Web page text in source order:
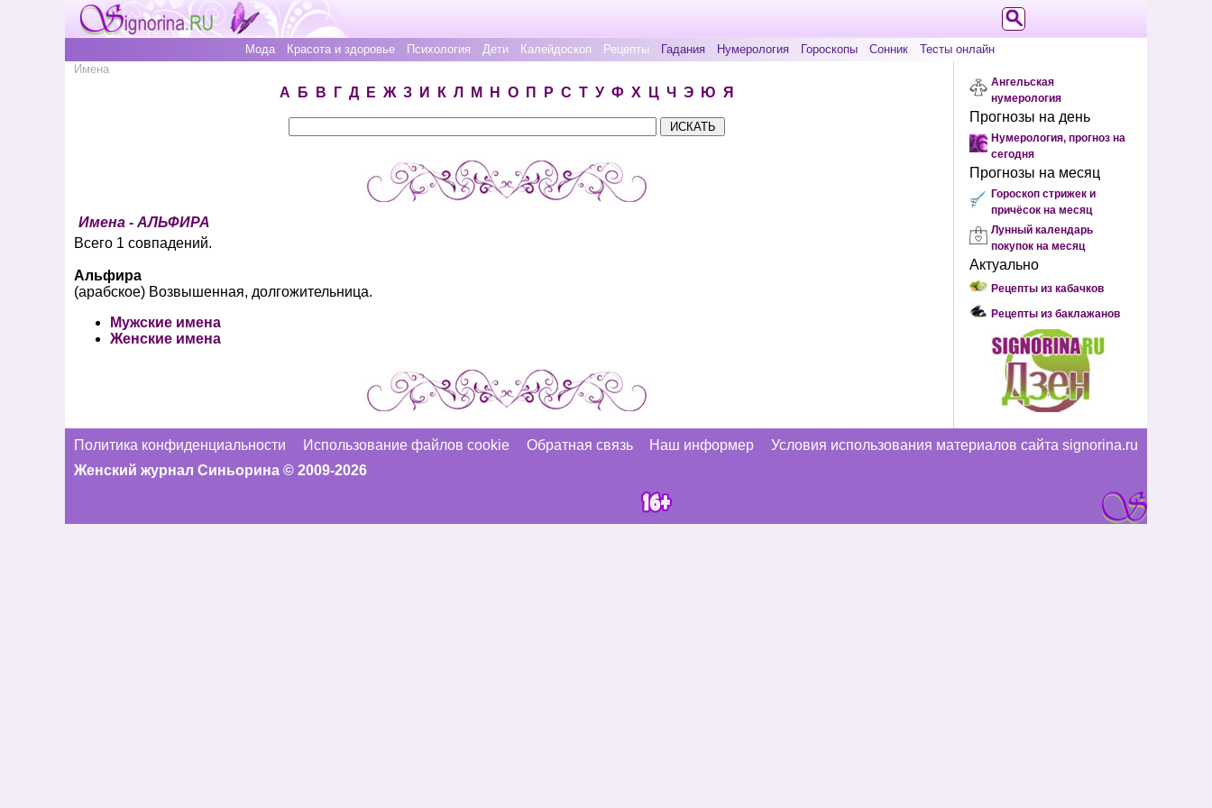
Мода Красота и здоровье Психология Дети Калейдоскоп Рецепты Гадания Нумерология Гороскопы Сонник
Тесты онлайн
Имена
А Б В Г Д Е Ж З И К Л М Н О П Р С Т У Ф Х Ц Ч Э Ю Я
Имена - АЛЬФИРА
Всего 1 совпадений.
Альфира
(арабское) Возвышенная, долгожительница.
Мужские имена
Женские имена
Ангельская
нумерология
Прогнозы на день
Нумерология, прогноз на
сегодня
Прогнозы на месяц
Гороскоп стрижек и
причёсок на месяц
Лунный календарь
покупок на месяц
Актуально
Рецепты из кабачков
Рецепты из баклажанов
Политика конфиденциальности Использование файлов cookie Обратная связь Наш информер
Условия использования материалов сайта signorina.ru
Женский журнал Синьорина © 2009-2026